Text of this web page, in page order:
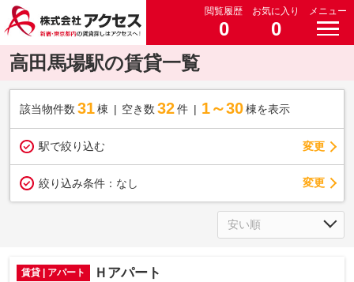
閲覧履歴
0
お気に入り
0
メニュー
高田馬場駅の賃貸一覧
該当物件数 31棟 空き数 32 件 1～30 棟を表示
駅で絞り込む 変更
絞り込み条件： なし 変更
賃貸 | アパート Ｈアパート